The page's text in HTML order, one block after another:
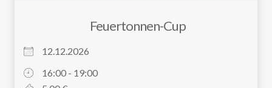
Feuertonnen-Cup
12.12.2026
16:00 - 19:00